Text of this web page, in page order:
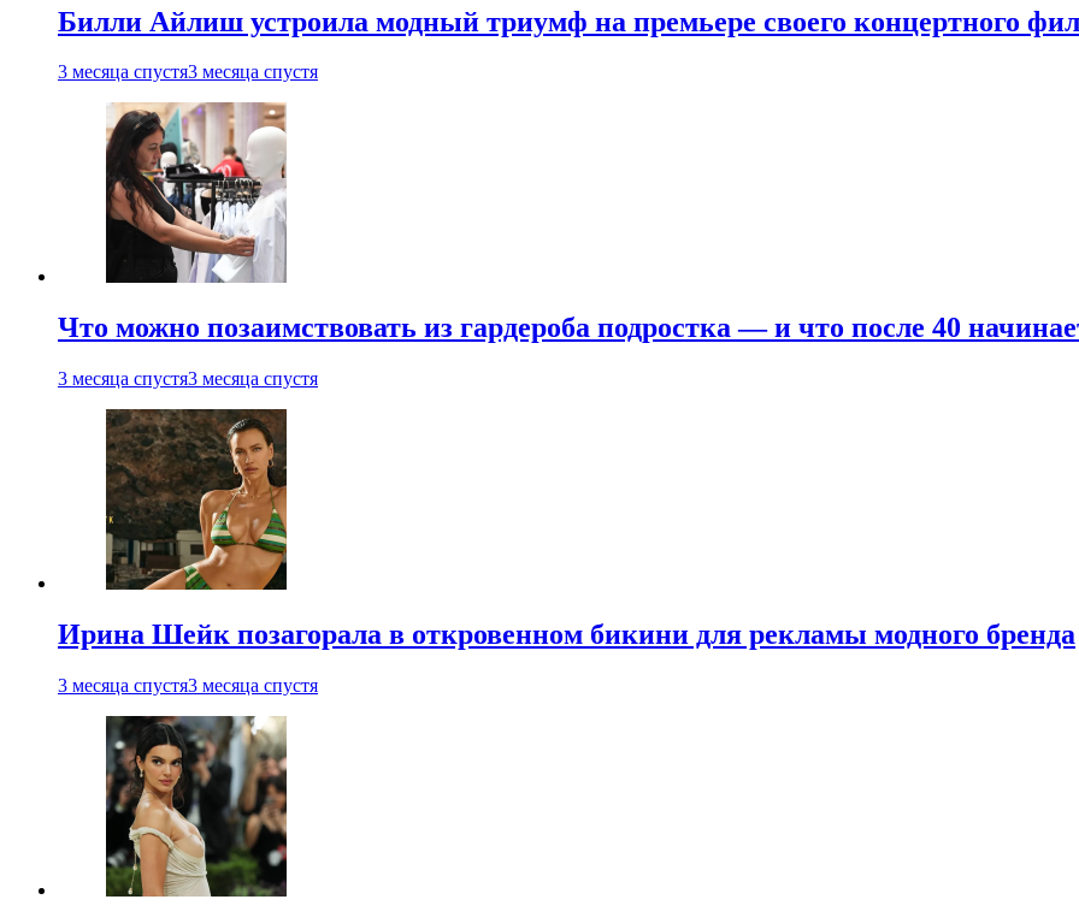
Билли Айлиш устроила модный триумф на премьере своего концертного
3 месяца спустя3 месяца спустя
Что можно позаимствовать из гардероба подростка — и что после 40
3 месяца спустя3 месяца спустя
Ирина Шейк позагорала в откровенном бикини для рекламы модного бренда
3 месяца спустя3 месяца спустя